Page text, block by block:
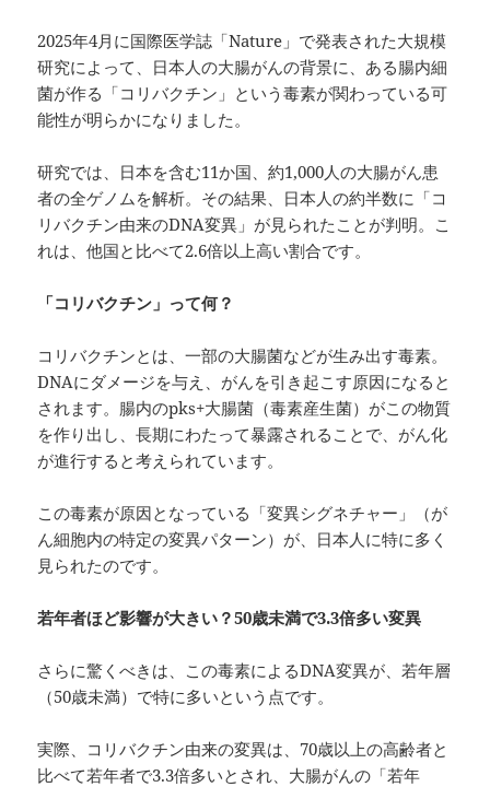
2025年4月に国際医学誌「Nature」で発表された大規模
研究によって、日本人の大腸がんの背景に、ある腸内細
菌が作る「コリバクチン」という毒素が関わっている可
能性が明らかになりました。
研究では、日本を含む11か国、約1,000人の大腸がん患
者の全ゲノムを解析。その結果、日本人の約半数に「コ
リバクチン由来のDNA変異」が見られたことが判明。こ
れは、他国と比べて2.6倍以上高い割合です。
「コリバクチン」って何？
コリバクチンとは、一部の大腸菌などが生み出す毒素。
DNAにダメージを与え、がんを引き起こす原因になると
されます。腸内のpks+大腸菌（毒素産生菌）がこの物質
を作り出し、長期にわたって暴露されることで、がん化
が進行すると考えられています。
この毒素が原因となっている「変異シグネチャー」（が
ん細胞内の特定の変異パターン）が、日本人に特に多く
見られたのです。
若年者ほど影響が大きい？50歳未満で3.3倍多い変異
さらに驚くべきは、この毒素によるDNA変異が、若年層
（50歳未満）で特に多いという点です。
実際、コリバクチン由来の変異は、70歳以上の高齢者と
比べて若年者で3.3倍多いとされ、大腸がんの「若年